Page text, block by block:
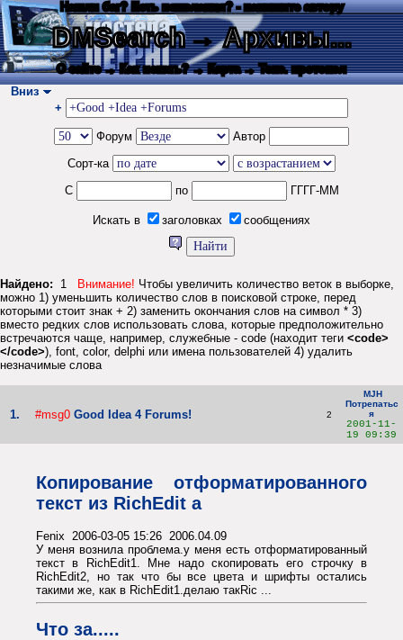
Нашли баг? Есть пожелания? - напишите автору
DMSearch→ Архивы...
О сайте → Как искать? → Карта → Текс. протокол
Вниз
+
Форум
Автор
Сорт-ка
С
по ГГГГ-ММ
Искать в заголовках сообщениях
Найдено: 1 Внимание! Чтобы увеличить количество веток в выборке,
можно 1) уменьшить количество слов в поисковой строке, перед
которыми стоит знак + 2) заменить окончания слов на символ * 3)
вместо редких слов использовать слова, которые предположительно
встречаются чаще, например, служебные - code (находит теги <code>
</code>), font, color, delphi или имена пользователей 4) удалить
незначимые слова
1. #msg0 Good Idea 4 Forums! 2
MJH
Потрепатьс
я
2001-11-
19 09:39
Копирование отформатированного
текст из RichEdit a
Fenix 2006-03-05 15:26 2006.04.09
У меня вознила проблема.у меня есть отформатированный
текст в RichEdit1. Мне надо скопировать его строчку в
RichEdit2, но так что бы все цвета и шрифты остались
такими же, как в RichEdit1.делаю такRic ...
Что за.....